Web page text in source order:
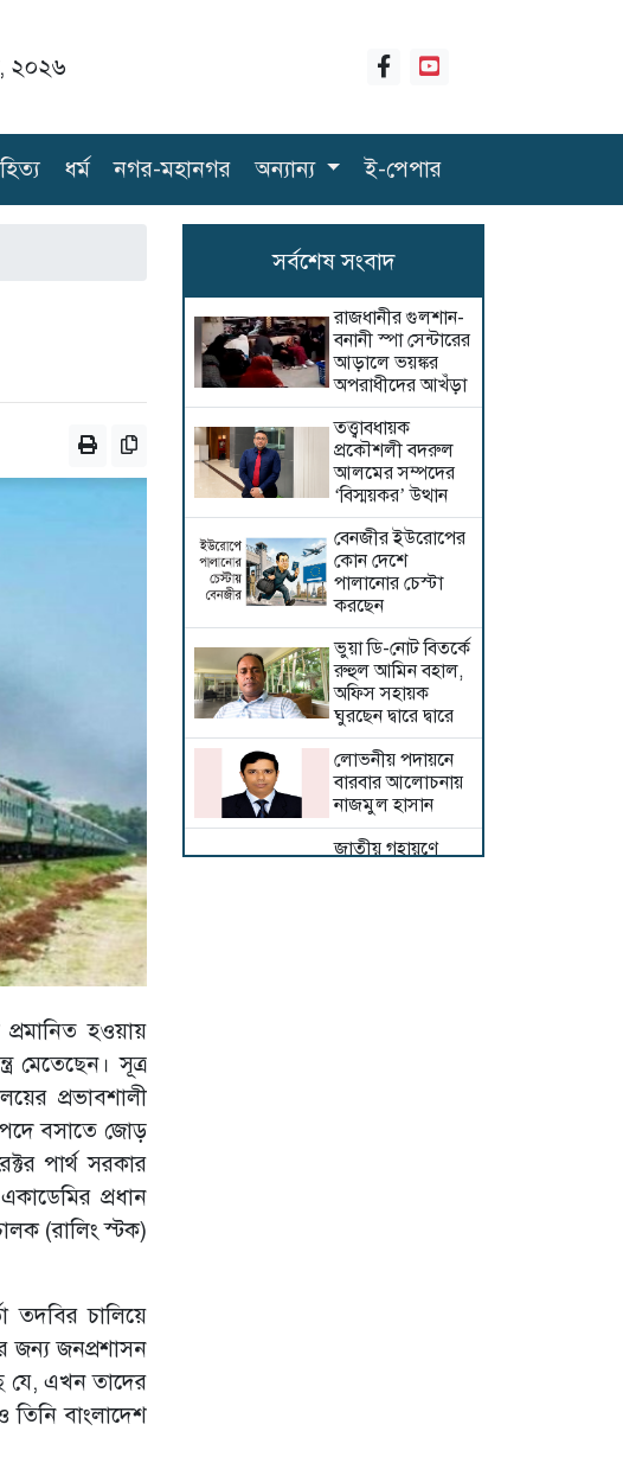
২০২৬
ধর্ম নগর-মহানগর অন্যান্য ই-পেপার
প্রমানিত হওয়ায়
মেতেছেন। সূত্র
প্রভাবশালী
পদে বসাতে জোড়
পার্থ সরকার
প্রধান
(রালিং স্টক)
তদবির চালিয়ে
জন্য জনপ্রশাসন
যে, এখন তাদের
বাংলাদেশ
সর্বশেষ সংবাদ
রাজধানীর গুলশান-
বনানী স্পা সেন্টারের
আড়ালে ভয়ঙ্কর
অপরাধীদের আখঁড়া
তত্ত্বাবধায়ক
প্রকৌশলী বদরুল
আলমের সম্পদের
‘বিস্ময়কর’ উত্থান
বেনজীর ইউরোপের
কোন দেশে
পালানোর চেস্টা
করছেন
ভুয়া ডি-নোট বিতর্কে
রুহুল আমিন বহাল,
অফিস সহায়ক
ঘুরছেন দ্বারে দ্বারে
লোভনীয় পদায়নে
বারবার আলোচনায়
নাজমুল হাসান
জাতীয় গৃহায়ণে